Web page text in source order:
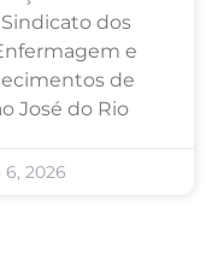
Sindicato dos
e
de
José do Rio
2026